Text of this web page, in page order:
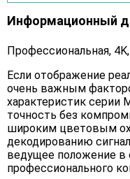
Информационный
Профессиональная,
Если отображение
очень важным
характеристик серии
точность без
широким цветовым
декодированию
ведущее положение в
профессионального